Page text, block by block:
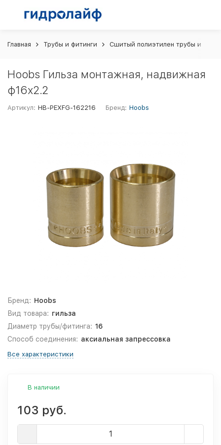
Главная Трубы и фитинги Сшитый полиэтилен трубы и
Hoobs Гильза монтажная, надвижная
ф16x2.2
Артикул: HB-PEXFG-162216 Бренд: Hoobs
Бренд: Hoobs
Вид товара: гильза
Диаметр трубы/фитинга: 16
Способ соединения: аксиальная запрессовка
Все характеристики
В наличии
103 руб.